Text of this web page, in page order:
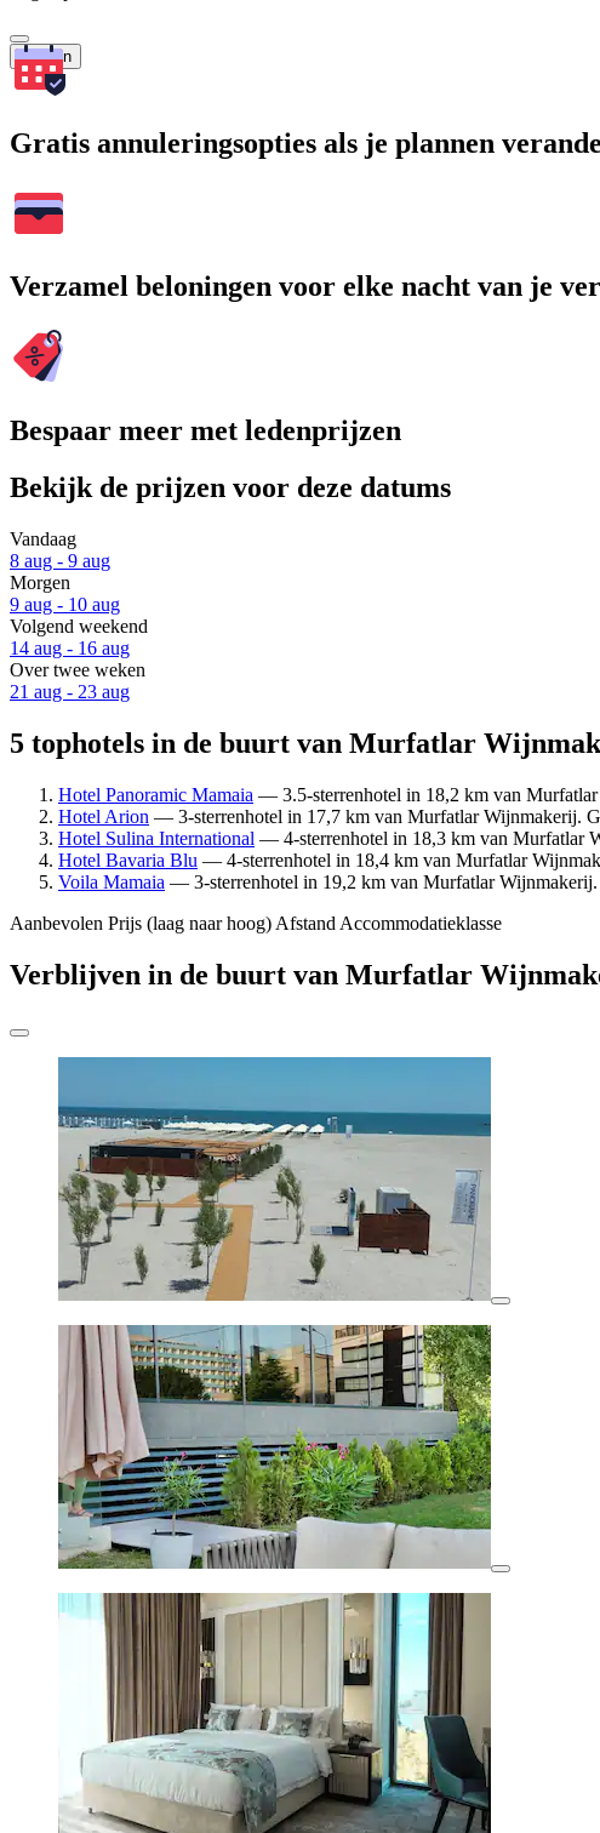
Zoeken
Gratis annuleringsopties als je plannen
Verzamel beloningen voor elke nacht van je
Bespaar meer met ledenprijzen
Bekijk de prijzen voor deze datums
Vandaag
8 aug - 9 aug
Morgen
9 aug - 10 aug
Volgend weekend
14 aug - 16 aug
Over twee weken
21 aug - 23 aug
5 tophotels in de buurt van Murfatlar
Hotel Panoramic Mamaia — 3.5-sterrenhotel in 18,2 km van
Hotel Arion — 3-sterrenhotel in 17,7 km van Murfatlar Wijnmakerij.
Hotel Sulina International — 4-sterrenhotel in 18,3 km van Murfatlar
Hotel Bavaria Blu — 4-sterrenhotel in 18,4 km van Murfatlar
Voila Mamaia — 3-sterrenhotel in 19,2 km van Murfatlar Wijnmakerij.
Aanbevolen Prijs (laag naar hoog) Afstand Accommodatieklasse
Verblijven in de buurt van Murfatlar